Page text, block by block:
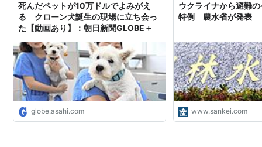
死んだペットが10万ドルでよみがえ
る クローン犬誕生の現場に立ち会っ
た【動画あり】：朝日新聞GLOBE＋
globe.asahi.com
ウクライナから避難
特例 農水省が発表
www.sankei.com